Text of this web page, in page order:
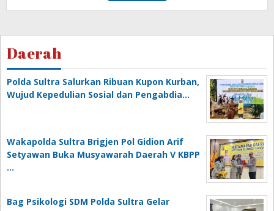
Daerah
Polda Sultra Salurkan Ribuan Kupon Kurban,
Wujud Kepedulian Sosial dan Pengabdia…
Wakapolda Sultra Brigjen Pol Gidion Arif
Setyawan Buka Musyawarah Daerah V KBPP
…
Bag Psikologi SDM Polda Sultra Gelar